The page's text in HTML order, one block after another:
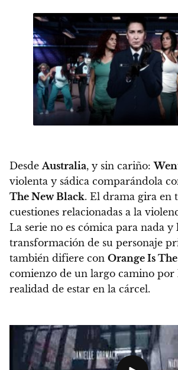
Desde Australia, y sin cariño:
violenta y sádica comparándola
The New Black. El drama gira en
cuestiones relacionadas a la
La serie no es cómica para nada y
transformación de su personaje
también difiere con Orange Is
comienzo de un largo camino por
realidad de estar en la cárcel.